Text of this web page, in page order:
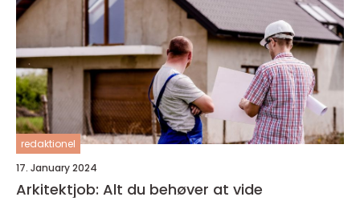
redaktionel
17. January 2024
Arkitektjob: Alt du behøver at vide